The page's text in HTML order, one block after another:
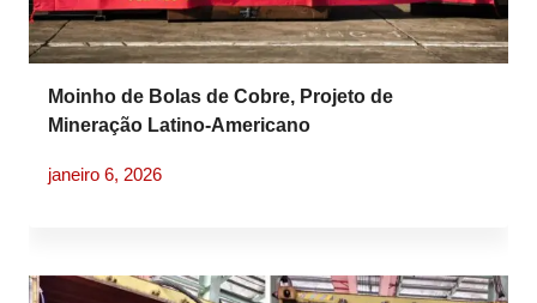
Moinho de Bolas de Cobre, Projeto de
Mineração Latino-Americano
janeiro 6, 2026